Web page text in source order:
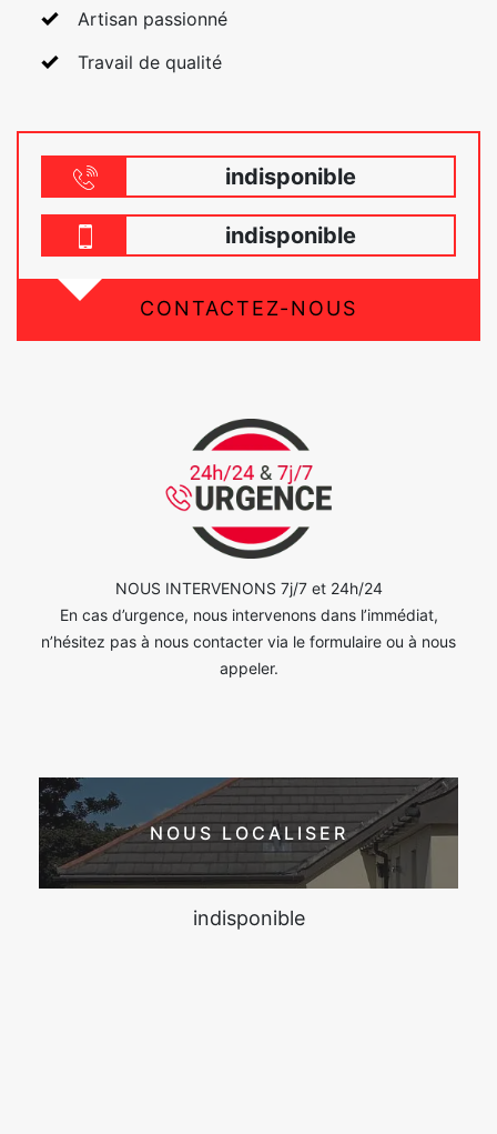
Artisan passionné
Travail de qualité
indisponible
indisponible
CONTACTEZ-NOUS
NOUS INTERVENONS 7j/7 et 24h/24
En cas d’urgence, nous intervenons dans l’immédiat,
n’hésitez pas à nous contacter via le formulaire ou à nous
appeler.
NOUS LOCALISER
indisponible